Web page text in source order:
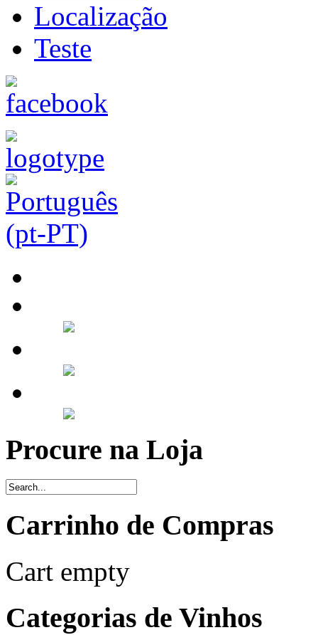
Localização
Teste
Procure na Loja
Carrinho de Compras
Cart empty
Categorias de Vinhos